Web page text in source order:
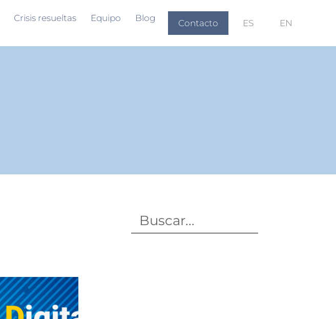
Crisis resueltas Equipo Blog Contacto ES EN